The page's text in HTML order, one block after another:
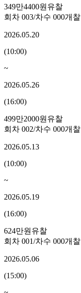
349만4400원 유찰
회차 003/차수 000개찰
2026.05.20
(10:00)
~
2026.05.26
(16:00)
499만2000원 유찰
회차 002/차수 000개찰
2026.05.13
(10:00)
~
2026.05.19
(16:00)
624만원 유찰
회차 001/차수 000개찰
2026.05.06
(15:00)